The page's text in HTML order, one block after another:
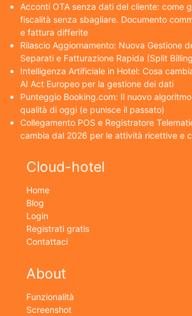
Acconti OTA senza dati del cliente: come
fiscalità senza sbagliare. Documento
e fattura differite
Rilascio Aggiornamento: Nuova Gestione
Separati e Fatturazione Rapida (Split
Intelligenza Artificiale in Hotel: Cosa
AI Act Europeo per la gestione dei dati
Punteggio Booking.com: Il nuovo
qualità di oggi (e punisce il passato)
Collegamento POS e Registratore
cambia dal 2026 per le attività ricettive e
Cloud-hotel
Home
Blog
Login
Registrati gratis
Contattaci
About
Funzionalità
Screenshot